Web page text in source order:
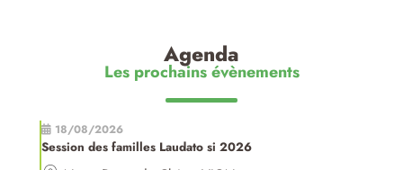
Agenda
Les prochains évènements
18/08/2026
Session des familles Laudato si 2026